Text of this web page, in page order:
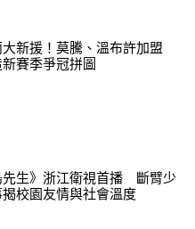
大新援！莫騰、溫布許加盟
賽季爭冠拼圖
先生》浙江衛視首播 斷臂少
校園友情與社會溫度